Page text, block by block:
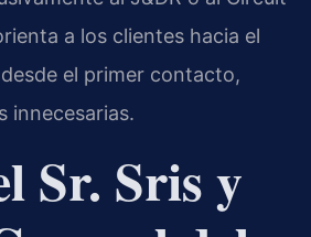
a los clientes hacia el
el primer contacto,
innecesarias.
Sr. Sris y